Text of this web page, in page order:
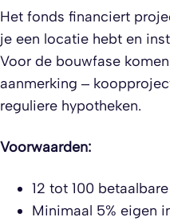
Het fonds financiert
je een locatie hebt en
Voor de bouwfase
aanmerking –
reguliere hypotheken.
Voorwaarden:
12 tot 100
Minimaal 5% eigen